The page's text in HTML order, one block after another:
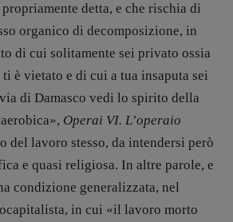
com]
for kids e social
detta, e che rischia di
organico di decomposizione, in
di cui solitamente sei privato ossia
è vietato e di cui a tua insaputa sei
di Damasco vedi lo spirito della
Operai VI. L’operaio
del lavoro stesso, da intendersi però
e quasi religiosa. In altre parole, e
condizione generalizzata, nel
in cui «il lavoro morto